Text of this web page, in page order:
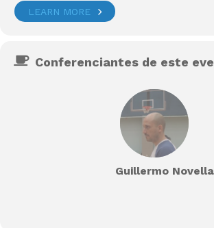
LEARN MORE
Conferenciantes de este
Guillermo Novella